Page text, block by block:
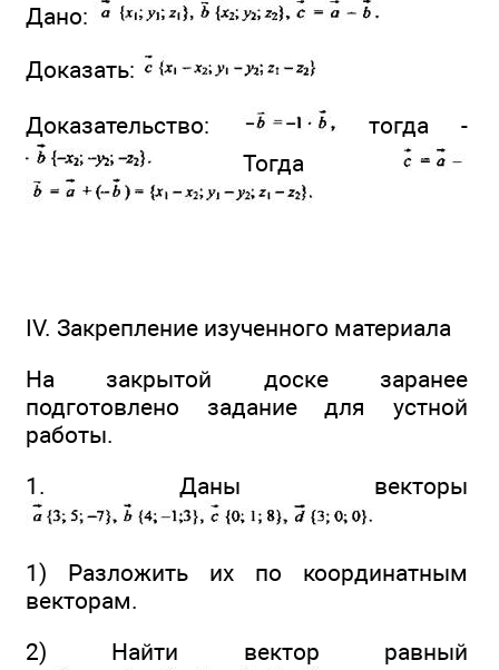
Дано:
Доказать:
Доказательство:
тогда -
Тогда
IV. Закрепление изученного материала
На закрытой доске заранее
подготовлено задание для устной
работы.
1. Даны векторы
1) Разложить их по координатным
векторам.
2) Найти вектор равный